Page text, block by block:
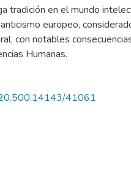
tradición en el mundo
europeo,
con notables
Humanas.
20.500.14143/41061